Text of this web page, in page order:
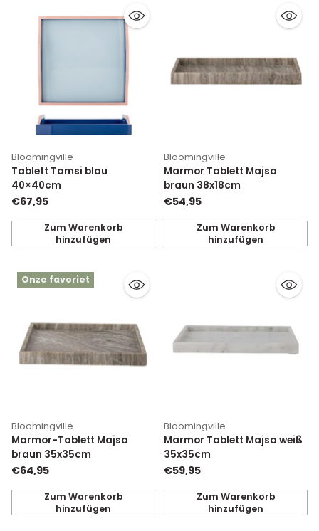
Bloomingville
Tablett Tamsi blau
40×40cm
€67,95
Zum Warenkorb
hinzufügen
Anzahl
Bloomingville
Marmor Tablett Majsa
braun 38x18cm
€54,95
Zum Warenkorb
hinzufügen
Anzahl
Onze favoriet
Bloomingville
Marmor-Tablett Majsa
braun 35x35cm
€64,95
Zum Warenkorb
hinzufügen
Anzahl
Bloomingville
Marmor Tablett Majsa weiß
35x35cm
€59,95
Zum Warenkorb
hinzufügen
Anzahl